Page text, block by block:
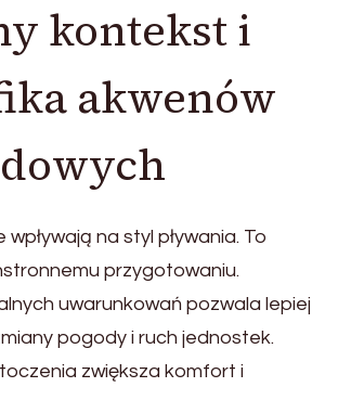
kontekst i
akwenów
wpływają na styl pływania. To
przygotowaniu.
uwarunkowań pozwala lepiej
pogody i ruch jednostek.
zwiększa komfort i